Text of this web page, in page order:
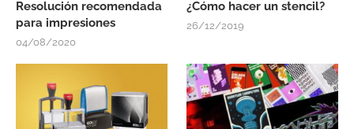
Resolución recomendada
para impresiones
04/08/2020
¿Cómo hacer un stencil?
26/12/2019